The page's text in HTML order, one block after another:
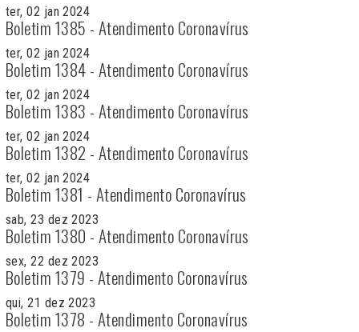
ter, 02 jan 2024
Boletim 1385 - Atendimento Coronavírus
ter, 02 jan 2024
Boletim 1384 - Atendimento Coronavírus
ter, 02 jan 2024
Boletim 1383 - Atendimento Coronavírus
ter, 02 jan 2024
Boletim 1382 - Atendimento Coronavírus
ter, 02 jan 2024
Boletim 1381 - Atendimento Coronavírus
sab, 23 dez 2023
Boletim 1380 - Atendimento Coronavírus
sex, 22 dez 2023
Boletim 1379 - Atendimento Coronavírus
qui, 21 dez 2023
Boletim 1378 - Atendimento Coronavírus